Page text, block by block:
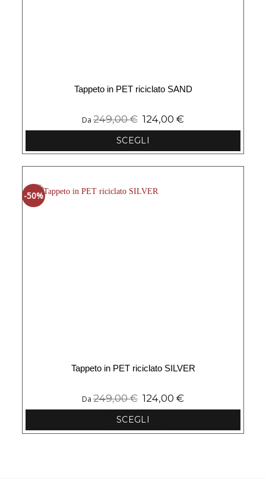
Tappeto in PET riciclato SAND
Da 249,00€ 124,00€
SCEGLI
Questo
prodotto
più
-50%
Tappeto in PET riciclato SILVER
Da 249,00€ 124,00€
SCEGLI
Questo